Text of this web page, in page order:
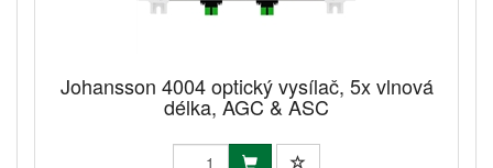
Johansson 4004 optický vysílač, 5x vlnová
délka, AGC & ASC